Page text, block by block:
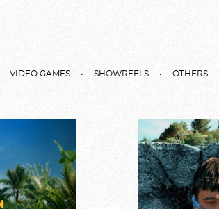
VIDEO GAMES SHOWREELS OTHERS